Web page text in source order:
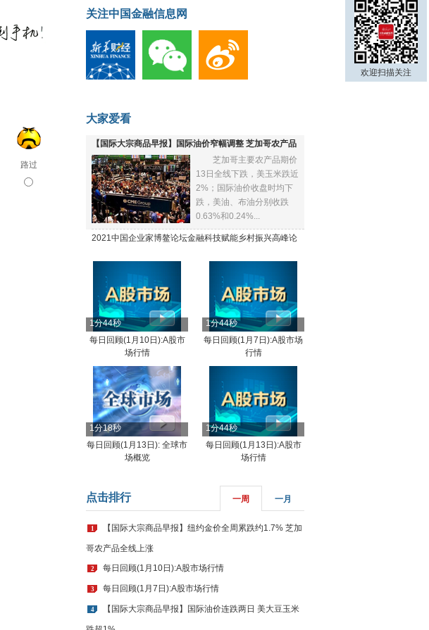
路过
关注中国金融信息网
大家爱看
【国际大宗商品早报】国际油价窄幅调整 芝加哥农产品
全线下跌
芝加哥主要农产品期价
13日全线下跌，美玉米跌近
2%；国际油价收盘时均下
跌，美油、布油分别收跌
0.63%和0.24%...
2021中国企业家博鳌论坛金融科技赋能乡村振兴高峰论
1分44秒
每日回顾(1月10日):A股市
场行情
1分44秒
每日回顾(1月7日):A股市场
行情
1分18秒
每日回顾(1月13日): 全球市
场概览
1分44秒
每日回顾(1月13日):A股市
场行情
点击排行 一周 一月
1 【国际大宗商品早报】纽约金价全周累跌约1.7% 芝加
哥农产品全线上涨
2 每日回顾(1月10日):A股市场行情
3 每日回顾(1月7日):A股市场行情
4 【国际大宗商品早报】国际油价连跌两日 美大豆玉米
欢迎扫描关注